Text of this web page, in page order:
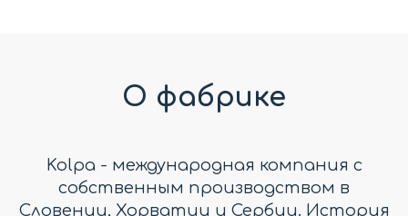
О фабрике
Kolpa - международная компания с
собственным производством в
Словении, Хорватии и Сербии. История